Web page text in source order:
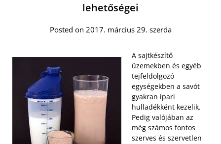
lehetőségei
Posted on 2017. március 29. szerda
A sajtkészítő
üzemekben és egyéb
tejfeldolgozó
egységekben a savót
gyakran ipari
hulladékként kezelik.
Pedig valójában az
még számos fontos
szerves és szervetlen